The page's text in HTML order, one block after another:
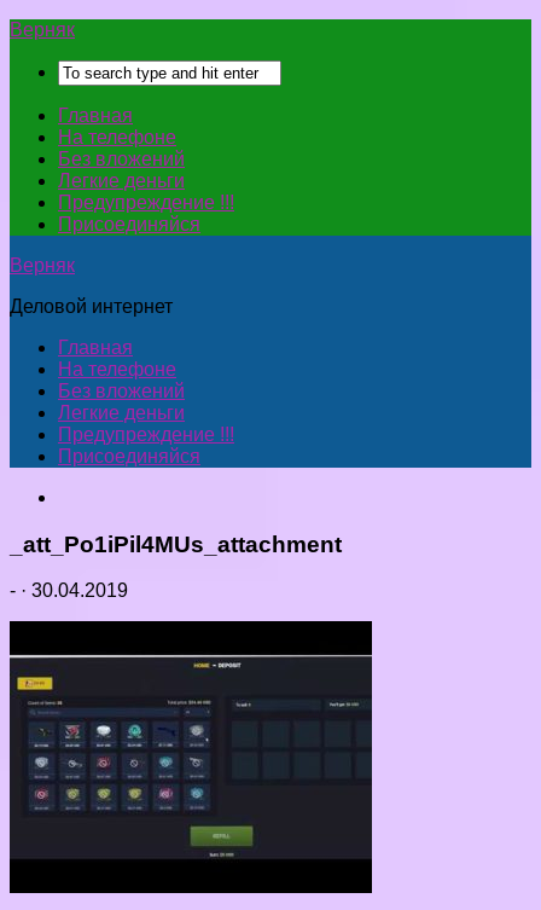
Верняк
Главная
На телефоне
Без вложений
Легкие деньги
Предупреждение !!!
Присоединяйся
Верняк
Деловой интернет
Главная
На телефоне
Без вложений
Легкие деньги
Предупреждение !!!
Присоединяйся
_att_Po1iPil4MUs_attachment
- · 30.04.2019